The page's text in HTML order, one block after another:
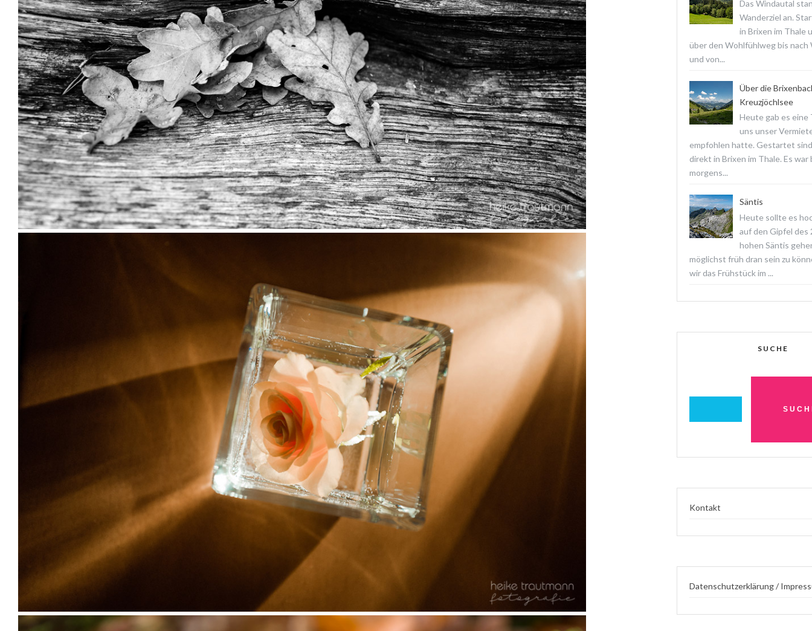
Das Windautal
Wanderziel an.
in Brixen im Thale
über den Wohlfühlweg bis
und von...
Über die
Kreuzjöchlsee
Heute gab es eine
uns unser
empfohlen hatte. Gestartet
direkt in Brixen im Thale. Es
morgens...
Säntis
Heute sollte es
auf den Gipfel des
hohen Säntis
möglichst früh dran sein zu
wir das Frühstück im ...
SUCHE
Kontakt
Datenschutzerklärung /